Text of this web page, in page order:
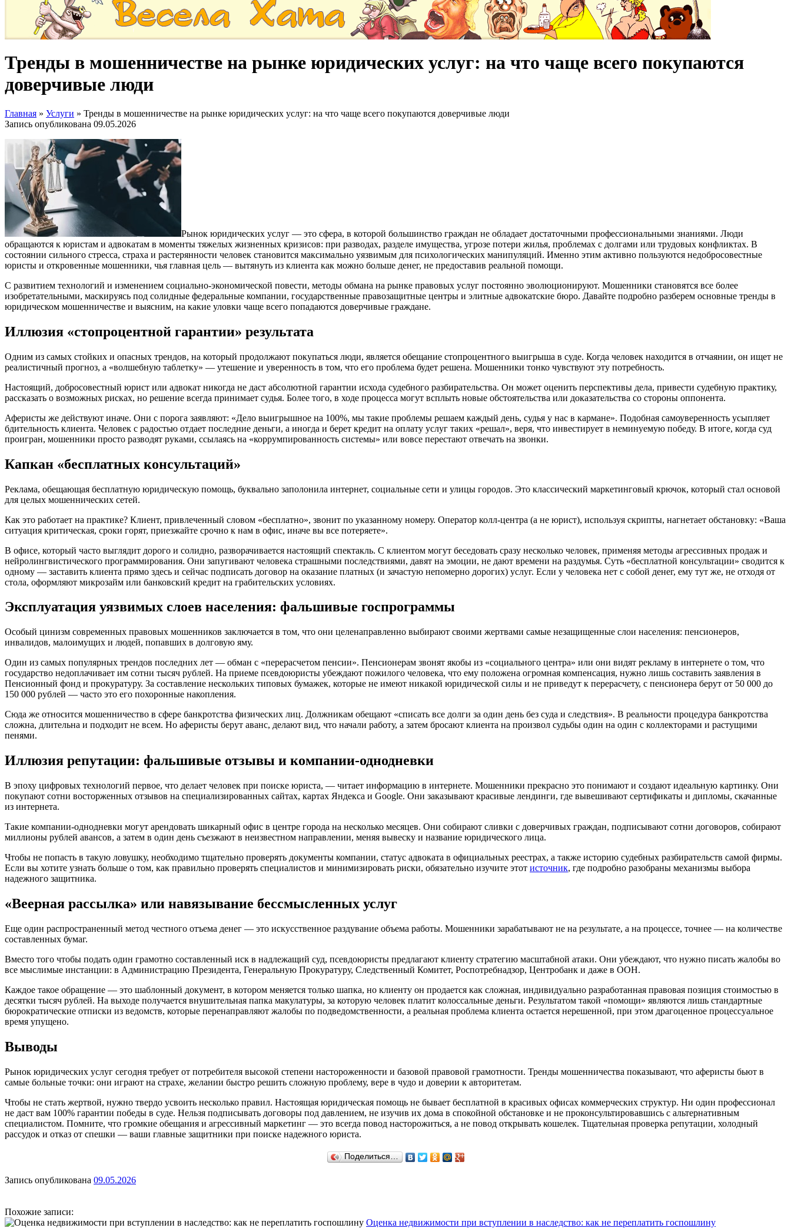
Тренды в мошенничестве на рынке юридических услуг: на что чаще всего покупаются
доверчивые люди
Главная » Услуги » Тренды в мошенничестве на рынке юридических услуг: на что чаще всего покупаются доверчивые люди
Запись опубликована 09.05.2026
Рынок юридических услуг — это сфера, в которой большинство граждан не обладает достаточными профессиональными знаниями. Люди
обращаются к юристам и адвокатам в моменты тяжелых жизненных кризисов: при разводах, разделе имущества, угрозе потери жилья, проблемах с долгами или трудовых конфликтах. В
состоянии сильного стресса, страха и растерянности человек становится максимально уязвимым для психологических манипуляций. Именно этим активно пользуются недобросовестные
юристы и откровенные мошенники, чья главная цель — вытянуть из клиента как можно больше денег, не предоставив реальной помощи.
С развитием технологий и изменением социально-экономической повести, методы обмана на рынке правовых услуг постоянно эволюционируют. Мошенники становятся все более
изобретательными, маскируясь под солидные федеральные компании, государственные правозащитные центры и элитные адвокатские бюро. Давайте подробно разберем основные тренды в
юридическом мошенничестве и выясним, на какие уловки чаще всего попадаются доверчивые граждане.
Иллюзия «стопроцентной гарантии» результата
Одним из самых стойких и опасных трендов, на который продолжают покупаться люди, является обещание стопроцентного выигрыша в суде. Когда человек находится в отчаянии, он ищет не
реалистичный прогноз, а «волшебную таблетку» — утешение и уверенность в том, что его проблема будет решена. Мошенники тонко чувствуют эту потребность.
Настоящий, добросовестный юрист или адвокат никогда не даст абсолютной гарантии исхода судебного разбирательства. Он может оценить перспективы дела, привести судебную практику,
рассказать о возможных рисках, но решение всегда принимает судья. Более того, в ходе процесса могут всплыть новые обстоятельства или доказательства со стороны оппонента.
Аферисты же действуют иначе. Они с порога заявляют: «Дело выигрышное на 100%, мы такие проблемы решаем каждый день, судья у нас в кармане». Подобная самоуверенность усыпляет
бдительность клиента. Человек с радостью отдает последние деньги, а иногда и берет кредит на оплату услуг таких «решал», веря, что инвестирует в неминуемую победу. В итоге, когда суд
проигран, мошенники просто разводят руками, ссылаясь на «коррумпированность системы» или вовсе перестают отвечать на звонки.
Капкан «бесплатных консультаций»
Реклама, обещающая бесплатную юридическую помощь, буквально заполонила интернет, социальные сети и улицы городов. Это классический маркетинговый крючок, который стал основой
для целых мошеннических сетей.
Как это работает на практике? Клиент, привлеченный словом «бесплатно», звонит по указанному номеру. Оператор колл-центра (а не юрист), используя скрипты, нагнетает обстановку: «Ваша
ситуация критическая, сроки горят, приезжайте срочно к нам в офис, иначе вы все потеряете».
В офисе, который часто выглядит дорого и солидно, разворачивается настоящий спектакль. С клиентом могут беседовать сразу несколько человек, применяя методы агрессивных продаж и
нейролингвистического программирования. Они запугивают человека страшными последствиями, давят на эмоции, не дают времени на раздумья. Суть «бесплатной консультации» сводится к
одному — заставить клиента прямо здесь и сейчас подписать договор на оказание платных (и зачастую непомерно дорогих) услуг. Если у человека нет с собой денег, ему тут же, не отходя от
стола, оформляют микрозайм или банковский кредит на грабительских условиях.
Эксплуатация уязвимых слоев населения: фальшивые госпрограммы
Особый цинизм современных правовых мошенников заключается в том, что они целенаправленно выбирают своими жертвами самые незащищенные слои населения: пенсионеров,
инвалидов, малоимущих и людей, попавших в долговую яму.
Один из самых популярных трендов последних лет — обман с «перерасчетом пенсии». Пенсионерам звонят якобы из «социального центра» или они видят рекламу в интернете о том, что
государство недоплачивает им сотни тысяч рублей. На приеме псевдоюристы убеждают пожилого человека, что ему положена огромная компенсация, нужно лишь составить заявления в
Пенсионный фонд и прокуратуру. За составление нескольких типовых бумажек, которые не имеют никакой юридической силы и не приведут к перерасчету, с пенсионера берут от 50 000 до
150 000 рублей — часто это его похоронные накопления.
Сюда же относится мошенничество в сфере банкротства физических лиц. Должникам обещают «списать все долги за один день без суда и следствия». В реальности процедура банкротства
сложна, длительна и подходит не всем. Но аферисты берут аванс, делают вид, что начали работу, а затем бросают клиента на произвол судьбы один на один с коллекторами и растущими
пенями.
Иллюзия репутации: фальшивые отзывы и компании-однодневки
В эпоху цифровых технологий первое, что делает человек при поиске юриста, — читает информацию в интернете. Мошенники прекрасно это понимают и создают идеальную картинку. Они
покупают сотни восторженных отзывов на специализированных сайтах, картах Яндекса и Google. Они заказывают красивые лендинги, где вывешивают сертификаты и дипломы, скачанные
из интернета.
Такие компании-однодневки могут арендовать шикарный офис в центре города на несколько месяцев. Они собирают сливки с доверчивых граждан, подписывают сотни договоров, собирают
миллионы рублей авансов, а затем в один день съезжают в неизвестном направлении, меняя вывеску и название юридического лица.
Чтобы не попасть в такую ловушку, необходимо тщательно проверять документы компании, статус адвоката в официальных реестрах, а также историю судебных разбирательств самой фирмы.
Если вы хотите узнать больше о том, как правильно проверять специалистов и минимизировать риски, обязательно изучите этот источник, где подробно разобраны механизмы выбора
надежного защитника.
«Веерная рассылка» или навязывание бессмысленных услуг
Еще один распространенный метод честного отъема денег — это искусственное раздувание объема работы. Мошенники зарабатывают не на результате, а на процессе, точнее — на количестве
составленных бумаг.
Вместо того чтобы подать один грамотно составленный иск в надлежащий суд, псевдоюристы предлагают клиенту стратегию масштабной атаки. Они убеждают, что нужно писать жалобы во
все мыслимые инстанции: в Администрацию Президента, Генеральную Прокуратуру, Следственный Комитет, Роспотребнадзор, Центробанк и даже в ООН.
Каждое такое обращение — это шаблонный документ, в котором меняется только шапка, но клиенту он продается как сложная, индивидуально разработанная правовая позиция стоимостью в
десятки тысяч рублей. На выходе получается внушительная папка макулатуры, за которую человек платит колоссальные деньги. Результатом такой «помощи» являются лишь стандартные
бюрократические отписки из ведомств, которые перенаправляют жалобы по подведомственности, а реальная проблема клиента остается нерешенной, при этом драгоценное процессуальное
время упущено.
Выводы
Рынок юридических услуг сегодня требует от потребителя высокой степени настороженности и базовой правовой грамотности. Тренды мошенничества показывают, что аферисты бьют в
самые больные точки: они играют на страхе, желании быстро решить сложную проблему, вере в чудо и доверии к авторитетам.
Чтобы не стать жертвой, нужно твердо усвоить несколько правил. Настоящая юридическая помощь не бывает бесплатной в красивых офисах коммерческих структур. Ни один профессионал
не даст вам 100% гарантии победы в суде. Нельзя подписывать договоры под давлением, не изучив их дома в спокойной обстановке и не проконсультировавшись с альтернативным
специалистом. Помните, что громкие обещания и агрессивный маркетинг — это всегда повод насторожиться, а не повод открывать кошелек. Тщательная проверка репутации, холодный
рассудок и отказ от спешки — ваши главные защитники при поиске надежного юриста.
Поделиться…
Запись опубликована 09.05.2026
Похожие записи:
Оценка недвижимости при вступлении в наследство: как не переплатить госпошлину